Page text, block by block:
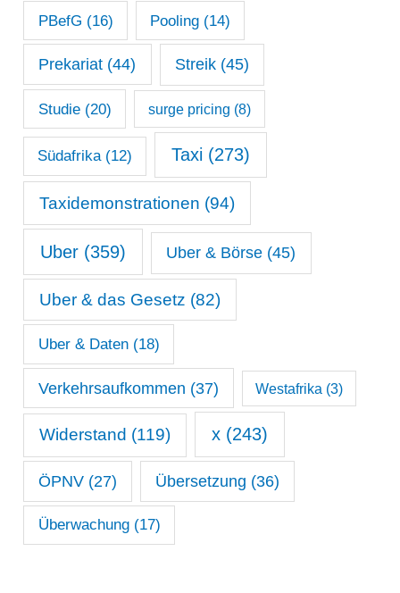
PBefG (16) Pooling (14)
Prekariat (44) Streik(45)
Studie(20) surge pricing (8)
Südafrika(12) Taxi (273)
Taxidemonstrationen (94)
Uber (359) Uber & Börse (45)
Uber & das Gesetz (82)
Uber & Daten(18)
Verkehrsaufkommen (37) Westafrika (3)
Widerstand (119) x(243)
ÖPNV(27) Übersetzung (36)
Überwachung(17)